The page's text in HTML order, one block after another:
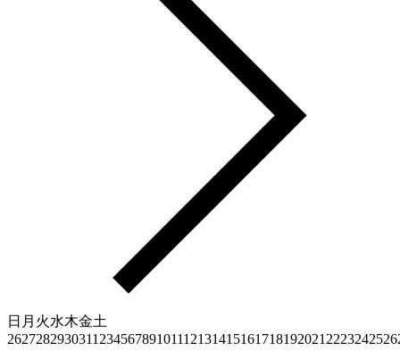
日 月 火水木金土
2627282930311 23456789101112131415161718192021 2223242526